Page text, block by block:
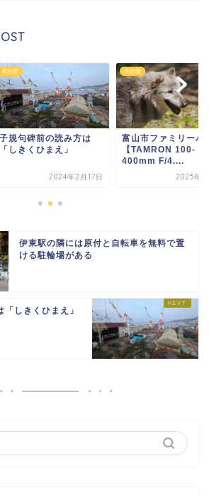
未分類
子規句碑前の読み方は
「しきくひまえ」
2024年2月17日
未分類
富山市ファミリーパ
【TAMRON 100-
400mm F/4....
2025年5
伊東駅の隣には原付と自転車を無料で置
ける駐輪場がある
しきくひまえ」